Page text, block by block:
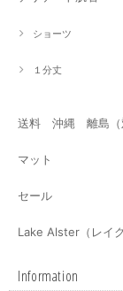
ショーツ
１分丈
送料 沖縄 離島（
マット
セール
Lake Alster（レイ
Information